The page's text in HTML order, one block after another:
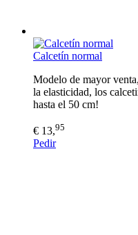
Calcetín normal
Modelo de mayor
la elasticidad, los
hasta el 50 cm!
€ 13,95
Pedir